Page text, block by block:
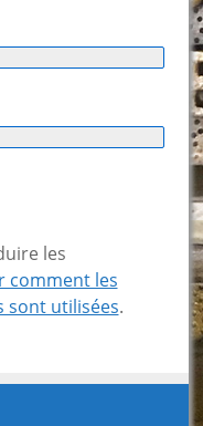
les
comment les
sont utilisées.